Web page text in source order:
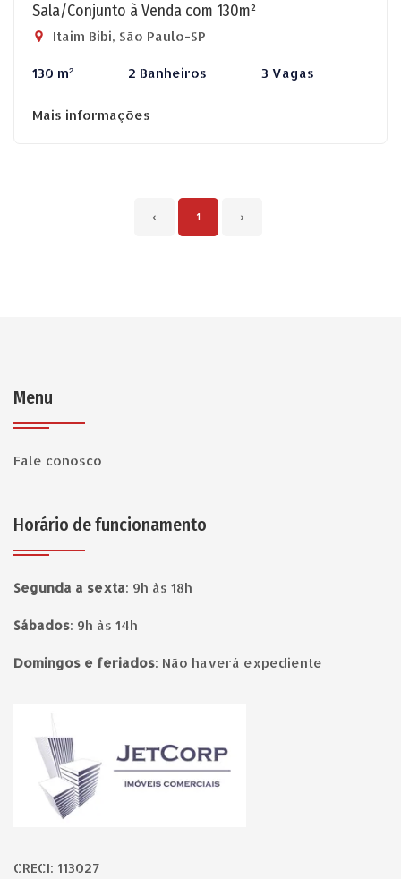
Sala/Conjunto à Venda com 130m²
Itaim Bibi, São Paulo-SP
130 m² 2 Banheiros 3 Vagas
Mais informações
‹ 1 ›
Menu
Fale conosco
Horário de funcionamento
Segunda a sexta: 9h às 18h
Sábados: 9h às 14h
Domingos e feriados: Não haverá expediente
CRECI: 113027